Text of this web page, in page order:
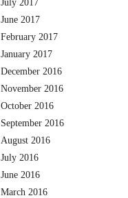
July 2017
June 2017
February 2017
January 2017
December 2016
November 2016
October 2016
September 2016
August 2016
July 2016
June 2016
March 2016